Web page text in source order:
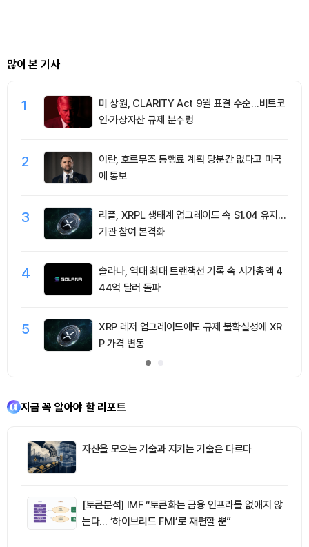
많이 본 기사
1
미 상원, CLARITY Act 9월 표결 수순…비트코
인·가상자산 규제 분수령
2
이란, 호르무즈 통행료 계획 당분간 없다고 미국
에 통보
3
리플, XRPL 생태계 업그레이드 속 $1.04 유지…
기관 참여 본격화
4
솔라나, 역대 최대 트랜잭션 기록 속 시가총액 4
44억 달러 돌파
5
XRP 레저 업그레이드에도 규제 불확실성에 XR
P 가격 변동
지금 꼭 알아야 할 리포트
자산을 모으는 기술과 지키는 기술은 다르다
[토큰분석] IMF “토큰화는 금융 인프라를 없애지 않
는다… ‘하이브리드 FMI’로 재편할 뿐”